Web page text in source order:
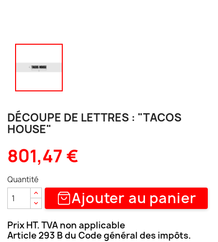
DÉCOUPE DE LETTRES : "TACOS
HOUSE"
801,47 €
Quantité
Ajouter au panier
Prix HT. TVA non applicable
Article 293 B du Code général des impôts.